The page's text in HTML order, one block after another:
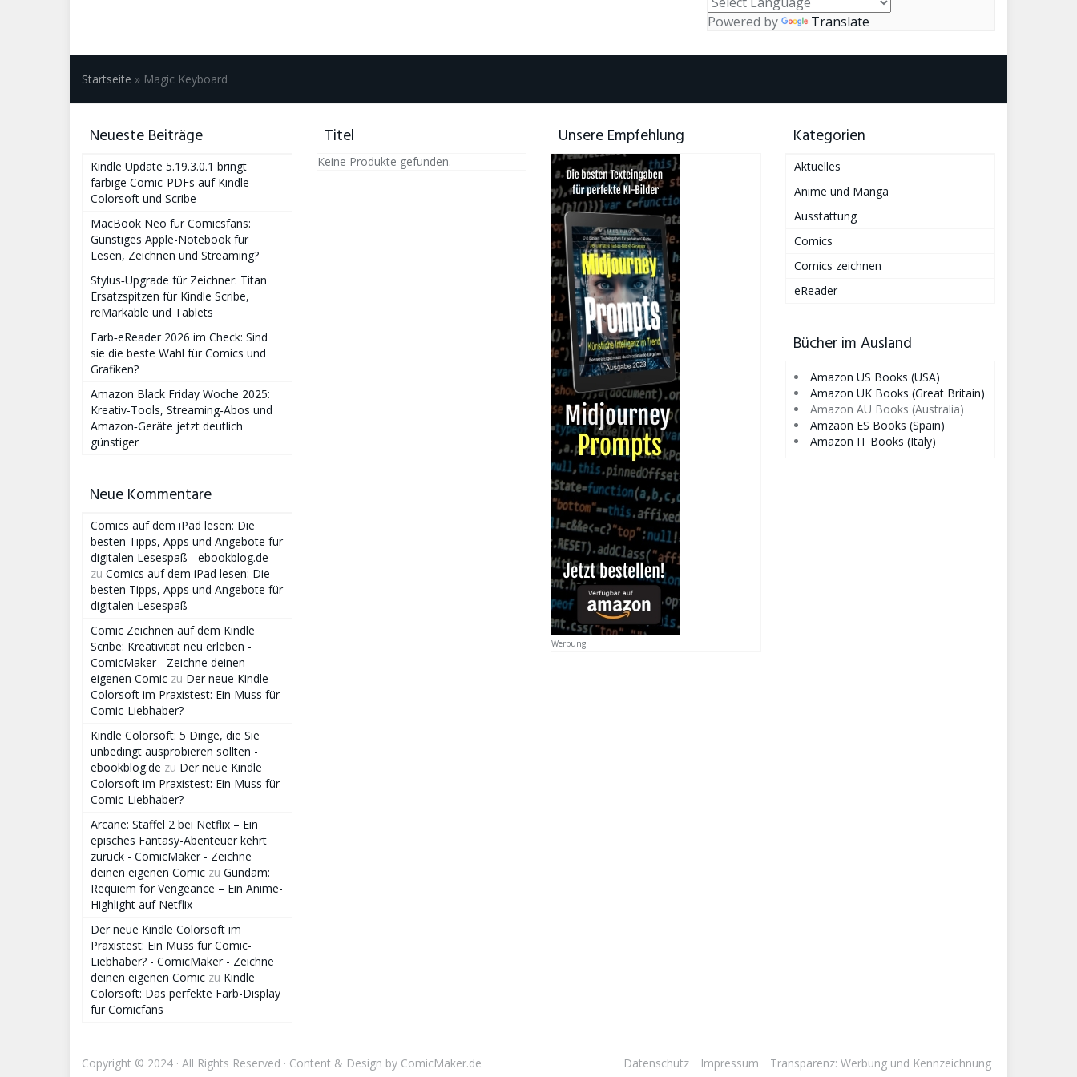
Powered by Translate
Startseite » Magic Keyboard
Neueste Beiträge
Kindle Update 5.19.3.0.1 bringt
farbige Comic-PDFs auf Kindle
Colorsoft und Scribe
MacBook Neo für Comicsfans:
Günstiges Apple-Notebook für
Lesen, Zeichnen und Streaming?
Stylus‑Upgrade für Zeichner: Titan
Ersatzspitzen für Kindle Scribe,
reMarkable und Tablets
Farb‑eReader 2026 im Check: Sind
sie die beste Wahl für Comics und
Grafiken?
Amazon Black Friday Woche 2025:
Kreativ-Tools, Streaming‑Abos und
Amazon‑Geräte jetzt deutlich
günstiger
Neue Kommentare
Comics auf dem iPad lesen: Die
besten Tipps, Apps und Angebote für
digitalen Lesespaß - ebookblog.de
zu Comics auf dem iPad lesen: Die
besten Tipps, Apps und Angebote für
digitalen Lesespaß
Comic Zeichnen auf dem Kindle
Scribe: Kreativität neu erleben -
ComicMaker - Zeichne deinen
eigenen Comic zu Der neue Kindle
Colorsoft im Praxistest: Ein Muss für
Comic-Liebhaber?
Kindle Colorsoft: 5 Dinge, die Sie
unbedingt ausprobieren sollten -
ebookblog.de zu Der neue Kindle
Colorsoft im Praxistest: Ein Muss für
Comic-Liebhaber?
Arcane: Staffel 2 bei Netflix – Ein
episches Fantasy-Abenteuer kehrt
zurück - ComicMaker - Zeichne
deinen eigenen Comic zu Gundam:
Requiem for Vengeance – Ein Anime-
Highlight auf Netflix
Der neue Kindle Colorsoft im
Praxistest: Ein Muss für Comic-
Liebhaber? - ComicMaker - Zeichne
deinen eigenen Comic zu Kindle
Colorsoft: Das perfekte Farb-Display
für Comicfans
Titel
Keine Produkte gefunden.
Unsere Empfehlung
Werbung
Kategorien
Aktuelles
Anime und Manga
Ausstattung
Comics
Comics zeichnen
eReader
Bücher im Ausland
Amazon US Books (USA)
Amazon UK Books (Great Britain)
Amazon AU Books (Australia)
Amzaon ES Books (Spain)
Amazon IT Books (Italy)
Copyright © 2024 · All Rights Reserved · Content & Design by ComicMaker.de Datenschutz Impressum Transparenz: Werbung und Kennzeichnung